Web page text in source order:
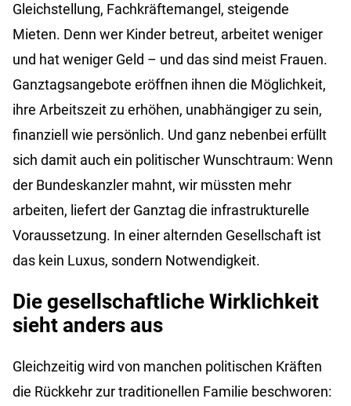
Gleichstellung, Fachkräftemangel, steigende
Mieten. Denn wer Kinder betreut, arbeitet weniger
und hat weniger Geld – und das sind meist Frauen.
Ganztagsangebote eröffnen ihnen die Möglichkeit,
ihre Arbeitszeit zu erhöhen, unabhängiger zu sein,
finanziell wie persönlich. Und ganz nebenbei erfüllt
sich damit auch ein politischer Wunschtraum: Wenn
der Bundeskanzler mahnt, wir müssten mehr
arbeiten, liefert der Ganztag die infrastrukturelle
Voraussetzung. In einer alternden Gesellschaft ist
das kein Luxus, sondern Notwendigkeit.
Die gesellschaftliche Wirklichkeit
sieht anders aus
Gleichzeitig wird von manchen politischen Kräften
die Rückkehr zur traditionellen Familie beschworen: